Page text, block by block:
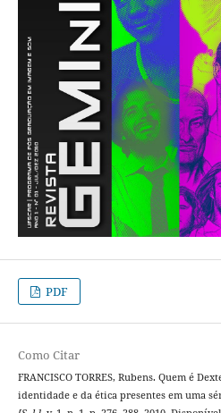
PDF
Como Citar
FRANCISCO TORRES, Rubens. Quem é
identidade e da ética presentes em uma